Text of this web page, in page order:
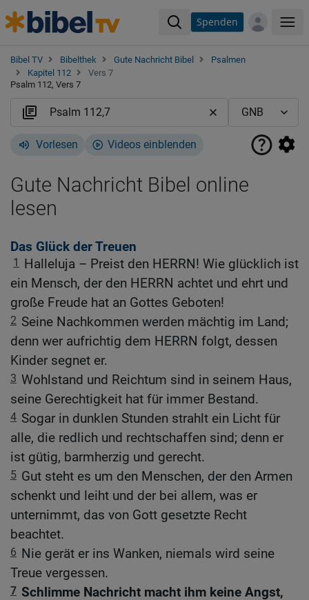
Spenden
Bibel TV Bibelthek Gute Nachricht Bibel
Psalmen
Kapitel 112
Vers 7
Psalm 112, Vers 7
Vorlesen Videos einblenden
Gute Nachricht Bibel online
lesen
Das Glück der Treuen
1
Halleluja – Preist den HERRN! Wie glücklich ist
ein Mensch, der den HERRN achtet und ehrt und
große Freude hat an Gottes Geboten!
2 Seine Nachkommen werden mächtig im Land;
denn wer aufrichtig dem HERRN folgt, dessen
Kinder segnet er.
3 Wohlstand und Reichtum sind in seinem Haus,
seine Gerechtigkeit hat für immer Bestand.
4 Sogar in dunklen Stunden strahlt ein Licht für
alle, die redlich und rechtschaffen sind; denn er
ist gütig, barmherzig und gerecht.
5 Gut steht es um den Menschen, der den Armen
schenkt und leiht und der bei allem, was er
unternimmt, das von Gott gesetzte Recht
beachtet.
6 Nie gerät er ins Wanken, niemals wird seine
Treue vergessen.
7 Schlimme Nachricht macht ihm keine Angst,